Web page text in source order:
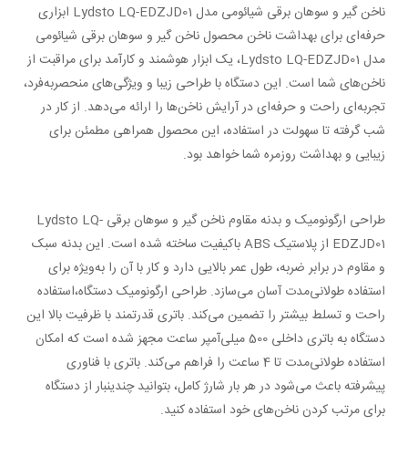
ناخن گیر و سوهان برقی شیائومی مدل Lydsto LQ-EDZJD01 ابزاری
حرفه‌ای برای بهداشت ناخن محصول ناخن گیر و سوهان برقی شیائومی
مدل Lydsto LQ-EDZJD01، یک ابزار هوشمند و کارآمد برای مراقبت از
ناخن‌های شما است. این دستگاه با طراحی زیبا و ویژگی‌هایمنحصربه‌فرد،
تجربه‌ای راحت و حرفه‌ای در آرایش ناخن‌ها را ارائه می‌دهد. از کار در
شب گرفته تا سهولت در استفاده، این محصول همراهی مطمئن برای
زیبایی و بهداشت روزمره شما خواهد بود.
طراحی ارگونومیک و بدنه مقاوم ناخن گیر و سوهان برقی Lydsto LQ-
EDZJD01 از پلاستیک ABS باکیفیت ساخته شده است. این بدنه سبک
و مقاوم در برابر ضربه، طول عمر بالایی دارد و کار با آن را به‌ویژه برای
استفاده طولانی‌مدت آسان می‌سازد. طراحی ارگونومیک دستگاه،استفاده
راحت و تسلط بیشتر را تضمین می‌کند. باتری قدرتمند با ظرفیت بالا این
دستگاه به باتری داخلی 500 میلی‌آمپر ساعت مجهز شده است که امکان
استفاده طولانی‌مدت تا 4 ساعت را فراهم می‌کند. باتری با فناوری
پیشرفته باعث می‌شود در هر بار شارژ کامل، بتوانید چندینبار از دستگاه
برای مرتب کردن ناخن‌های خود استفاده کنید.